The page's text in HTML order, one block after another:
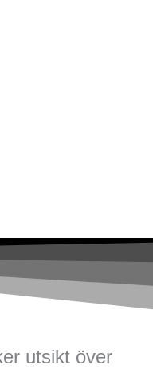
utsikt över